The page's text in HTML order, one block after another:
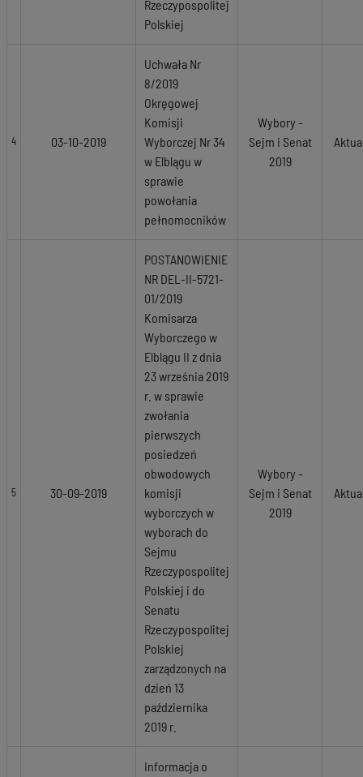
Rzeczypospolitej
Polskiej
4 03-10-2019
Uchwała Nr
8/2019
Okręgowej
Komisji
Wyborczej Nr 34
w Elblągu w
sprawie
powołania
pełnomocników
Wybory -
Sejm i Senat
2019
5 30-09-2019
POSTANOWIENIE
NR DEL-II-5721-
01/2019
Komisarza
Wyborczego w
Elblągu II z dnia
23 września 2019
r. w sprawie
zwołania
pierwszych
posiedzeń
obwodowych
komisji
wyborczych w
wyborach do
Sejmu
Rzeczypospolitej
Polskiej i do
Senatu
Rzeczypospolitej
Polskiej
zarządzonych na
dzień 13
października
2019 r.
Wybory -
Sejm i Senat
2019
Informacja o